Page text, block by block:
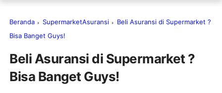
Beranda SupermarketAsuransi
Beli Asuransi di Supermarket ?
Bisa Banget Guys!
Beli Asuransi di Supermarket ?
Bisa Banget Guys!